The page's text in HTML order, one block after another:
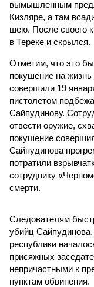
вымышленным
Кизляре, а там
шею. После своего
в Тереке и скрылся.
Отметим, что это
покушение на
совершили 19
пистолетом
Сайпудинову.
отвести оружие,
покушение
Сайпудинова
потратили
сотруднику
смерти.
Следователям
убийц
республики
присяжных
непричастными к
пунктам обвинения.